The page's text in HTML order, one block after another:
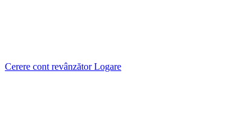
Cerere cont revânzător Logare